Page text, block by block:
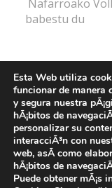
Nafarroako
babestu du
IRUZKIN
Fundación Atena -
Aviso legal y Política
Esta Web utiliza
funcionar de manera
y segura nuestra
hÃ¡bitos de
personalizar su
interacciÃ³n con
web, asÃ­ como
hÃ¡bitos de
Puede obtener mÃ¡s